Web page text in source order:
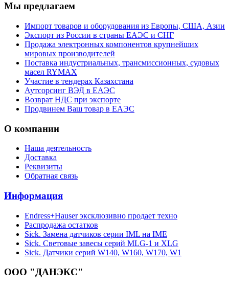
Мы предлагаем
Импорт товаров и оборудования из Европы, США, Азии
Экспорт из России в страны ЕАЭС и СНГ
Продажа электронных компонентов крупнейших
мировых производителей
Поставка индустриальных, трансмиссионных, судовых
масел RYMAX
Участие в тендерах Казахстана
Аутсорсинг ВЭД в ЕАЭС
Возврат НДС при экспорте
Продвинем Ваш товар в ЕАЭС
О компании
Наша деятельность
Доставка
Реквизиты
Обратная связь
Информация
Endress+Hauser эксклюзивно продает техно
Распродажа остатков
Sick. Замена датчиков серии IML на IME
Sick. Световые завесы серий MLG-1 и XLG
Sick. Датчики серий W140, W160, W170, W1
ООО "ДАНЭКС"